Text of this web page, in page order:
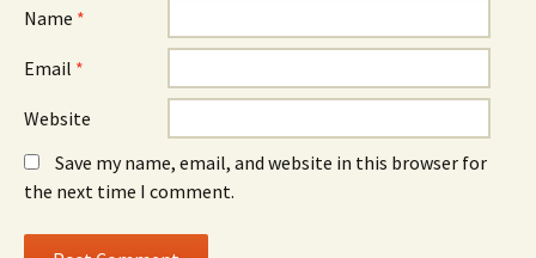
Name *
Email *
Website
Save my name, email, and website in this browser for
the next time I comment.